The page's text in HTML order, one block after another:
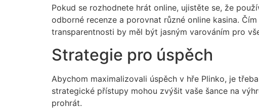
Pokud se rozhodnete hrát online, ujistěte se, že
odborné recenze a porovnat různé online kasina.
transparentnosti by měl být jasným varováním pro
Strategie pro úspěch
Abychom maximalizovali úspěch v hře Plinko, je
strategické přístupy mohou zvýšit vaše šance na
prohrát.